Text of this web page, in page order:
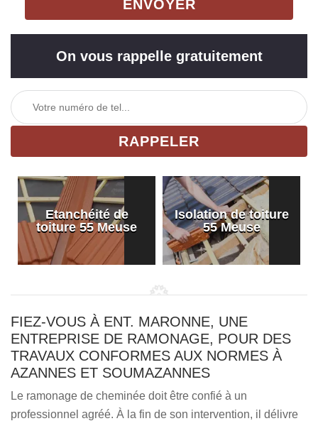
On vous rappelle gratuitement
Etanchéité de
toiture 55 Meuse
Isolation de toiture
55 Meuse
FIEZ-VOUS À ENT. MARONNE, UNE
ENTREPRISE DE RAMONAGE, POUR DES
TRAVAUX CONFORMES AUX NORMES À
AZANNES ET SOUMAZANNES
Le ramonage de cheminée doit être confié à un
professionnel agréé. À la fin de son intervention, il délivre